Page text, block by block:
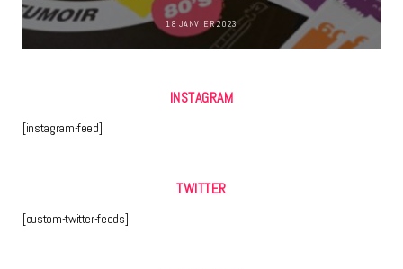
18 JANVIER 2023
INSTAGRAM
[instagram-feed]
TWITTER
[custom-twitter-feeds]